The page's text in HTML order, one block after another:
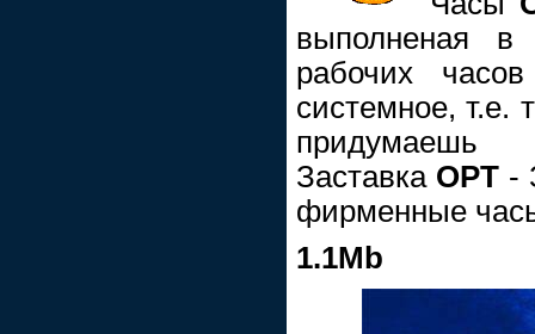
выполненая в
рабочих
системное, т.е.
придумаешь
Заставка ОРТ -
фирменные
1.1Mb